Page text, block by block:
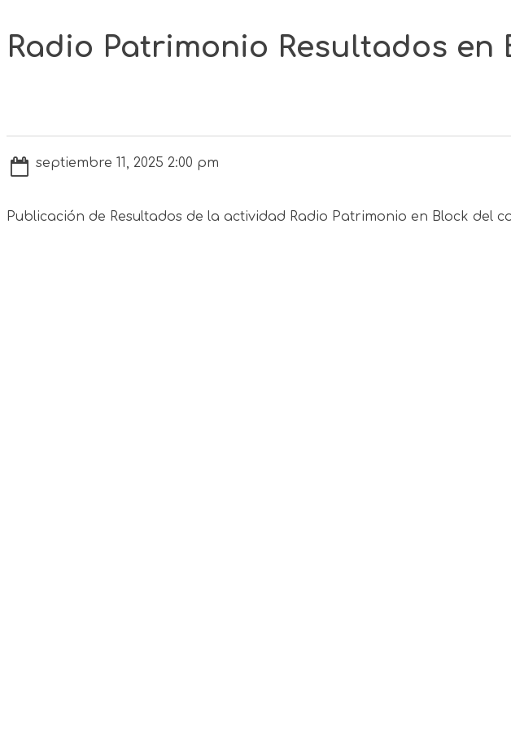
Radio Patrimonio Resultados en
septiembre 11, 2025 2:00 pm
Publicación de Resultados de la actividad Radio Patrimonio en Block del